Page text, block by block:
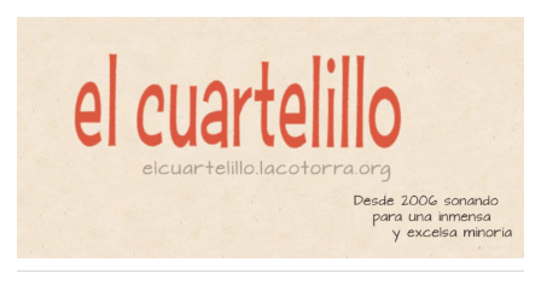
El Cuartelillo
Programa de radio de música
independiente. Podcast